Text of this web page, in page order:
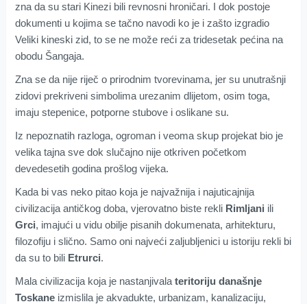
zna da su stari Kinezi bili revnosni hroničari. I dok postoje
dokumenti u kojima se tačno navodi ko je i zašto izgradio
Veliki kineski zid, to se ne može reći za tridesetak pećina na
obodu Šangaja.
Zna se da nije riječ o prirodnim tvorevinama, jer su unutrašnji
zidovi prekriveni simbolima urezanim dlijetom, osim toga,
imaju stepenice, potporne stubove i oslikane su.
Iz nepoznatih razloga, ogroman i veoma skup projekat bio je
velika tajna sve dok slučajno nije otkriven početkom
devedesetih godina prošlog vijeka.
Kada bi vas neko pitao koja je najvažnija i najuticajnija
civilizacija antičkog doba, vjerovatno biste rekli Rimljani ili
Grci, imajući u vidu obilje pisanih dokumenata, arhitekturu,
filozofiju i slično. Samo oni najveći zaljubljenici u istoriju rekli bi
da su to bili Etrurci.
Mala civilizacija koja je nastanjivalateritoriju današnje
Toskaneizmislila je akvadukte, urbanizam, kanalizaciju,